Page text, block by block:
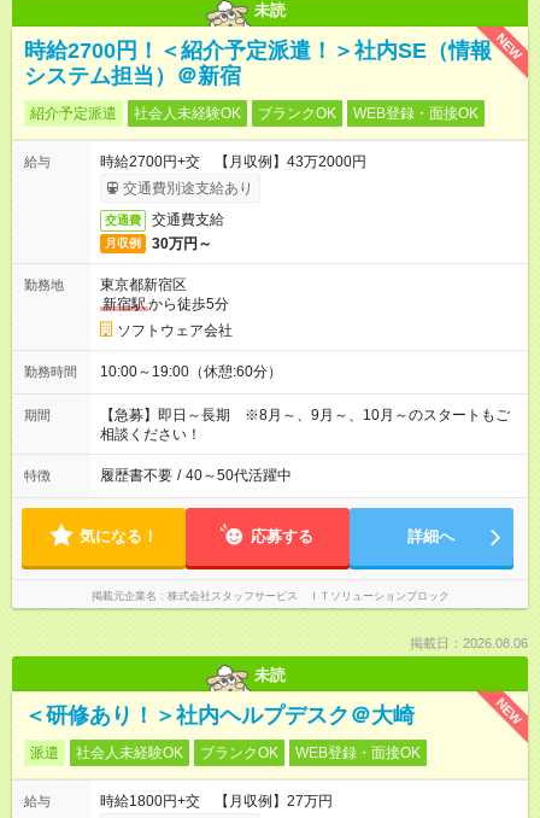
未読
NEW
時給2700円！＜紹介予定派遣！＞社内SE（情報
システム担当）＠新宿
紹介予定派遣 社会人未経験OK ブランクOK WEB登録・面接OK
給与
時給2700円+交 【月収例】43万2000円
交通費別途支給あり
交通費 交通費支給
月収例 30万円～
勤務地
東京都新宿区
新宿駅から徒歩5分
ソフトウェア会社
勤務時間 10:00～19:00（休憩:60分）
期間
【急募】即日～長期 ※8月～、9月～、10月～のスタートもご
相談ください！
特徴 履歴書不要 / 40～50代活躍中
気になる！ 応募する 詳細へ
掲載元企業名 株式会社スタッフサービス ＩＴソリューションブロック
掲載日：2026.08.06
未読
NEW
＜研修あり！＞社内ヘルプデスク＠大崎
派遣 社会人未経験OK ブランクOK WEB登録・面接OK
給与
時給1800円+交 【月収例】27万円